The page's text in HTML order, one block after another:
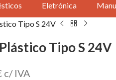
Eletrónica
Tipo S 24V
Tipo S 24V
c/ IVA